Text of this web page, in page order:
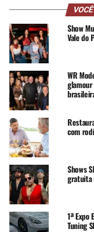
Show
Vale do
WR
com
Shows
gratuita
1ª
Tuning